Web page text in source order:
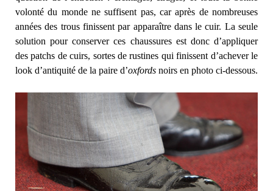
volonté du monde ne suffisent pas, car après de nombreuses
années des trous finissent par apparaître dans le cuir. La seule
solution pour conserver ces chaussures est donc d’appliquer
des patchs de cuirs, sortes de rustines qui finissent d’achever le
look d’antiquité de la paire d’oxfords noirs en photo ci-dessous.